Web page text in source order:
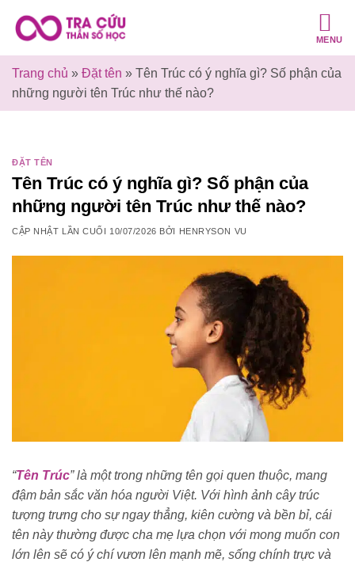
qua
dung
MENU
Trang chủ » Đặt tên » Tên Trúc có ý nghĩa gì? Số phận của
những người tên Trúc như thế nào?
ĐẶT TÊN
Tên Trúc có ý nghĩa gì? Số phận của
những người tên Trúc như thế nào?
CẬP NHẬT LẦN CUỐI 10/07/2026 BỞI HENRYSON VU
“Tên Trúc” là một trong những tên gọi quen thuộc, mang
đậm bản sắc văn hóa người Việt. Với hình ảnh cây trúc
tượng trưng cho sự ngay thẳng, kiên cường và bền bỉ, cái
tên này thường được cha mẹ lựa chọn với mong muốn con
lớn lên sẽ có ý chí vươn lên mạnh mẽ, sống chính trực và